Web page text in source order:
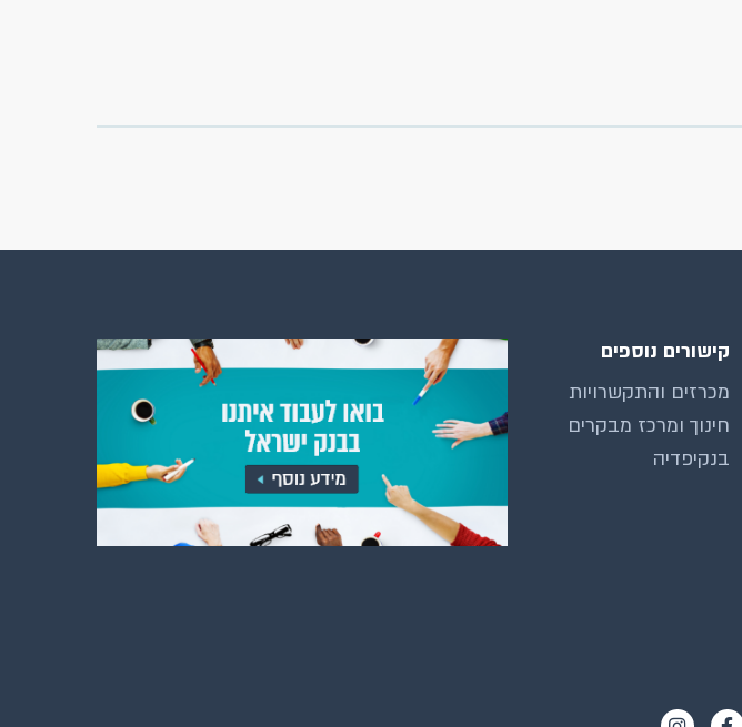
קישורים נוספים
מכרזים והתקשרויות
חינוך ומרכז מבקרים
בנקיפדיה